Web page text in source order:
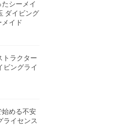
シーメイ
ダイビング
イド
トラクター
ビングライ
始める不安
ライセンス